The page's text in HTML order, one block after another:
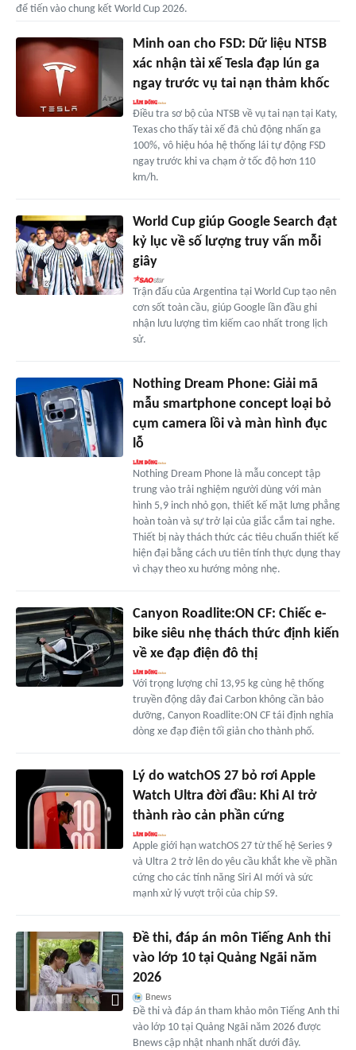
để tiến vào chung kết World Cup 2026.
Minh oan cho FSD: Dữ liệu NTSB
xác nhận tài xế Tesla đạp lún ga
ngay trước vụ tai nạn thảm khốc
Điều tra sơ bộ của NTSB về vụ tai nạn tại Katy,
Texas cho thấy tài xế đã chủ động nhấn ga
100%, vô hiệu hóa hệ thống lái tự động FSD
ngay trước khi va chạm ở tốc độ hơn 110
km/h.
World Cup giúp Google Search đạt
kỷ lục về số lượng truy vấn mỗi
giây
Trận đấu của Argentina tại World Cup tạo nên
cơn sốt toàn cầu, giúp Google lần đầu ghi
nhận lưu lượng tìm kiếm cao nhất trong lịch
sử.
Nothing Dream Phone: Giải mã
mẫu smartphone concept loại bỏ
cụm camera lồi và màn hình đục
lỗ
Nothing Dream Phone là mẫu concept tập
trung vào trải nghiệm người dùng với màn
hình 5,9 inch nhỏ gọn, thiết kế mặt lưng phẳng
hoàn toàn và sự trở lại của giắc cắm tai nghe.
Thiết bị này thách thức các tiêu chuẩn thiết kế
hiện đại bằng cách ưu tiên tính thực dụng thay
vì chạy theo xu hướng mỏng nhẹ.
Canyon Roadlite:ON CF: Chiếc e-
bike siêu nhẹ thách thức định kiến
về xe đạp điện đô thị
Với trọng lượng chỉ 13,95 kg cùng hệ thống
truyền động dây đai Carbon không cần bảo
dưỡng, Canyon Roadlite:ON CF tái định nghĩa
dòng xe đạp điện tối giản cho thành phố.
Lý do watchOS 27 bỏ rơi Apple
Watch Ultra đời đầu: Khi AI trở
thành rào cản phần cứng
Apple giới hạn watchOS 27 từ thế hệ Series 9
và Ultra 2 trở lên do yêu cầu khắt khe về phần
cứng cho các tính năng Siri AI mới và sức
mạnh xử lý vượt trội của chip S9.
Đề thi, đáp án môn Tiếng Anh thi
vào lớp 10 tại Quảng Ngãi năm
2026
Bnews
Đề thi và đáp án tham khảo môn Tiếng Anh thi
vào lớp 10 tại Quảng Ngãi năm 2026 được
Bnews cập nhật nhanh nhất dưới đây.